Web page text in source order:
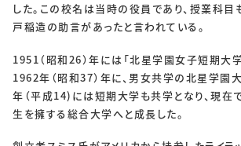
した。この校名は当時の役員であり、授業科
戸稲造の助言があったと言われている。
1951（昭和26）年には「北星学園女子短期大学
1962年（昭和37）年に、男女共学の北星学園
年（平成14)には短期大学も共学となり、現
生を擁する総合大学へと成長した。
NEWS
SOLUTIONS